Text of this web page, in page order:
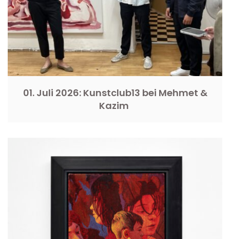
01. Juli 2026: Kunstclub13 bei Mehmet &
Kazim